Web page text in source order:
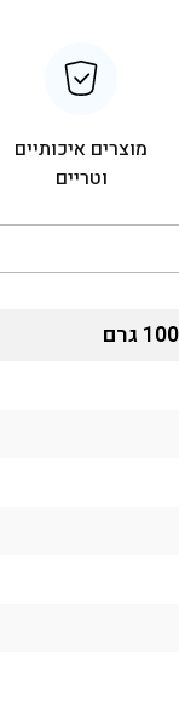
מוצרים איכותיים
וטריים